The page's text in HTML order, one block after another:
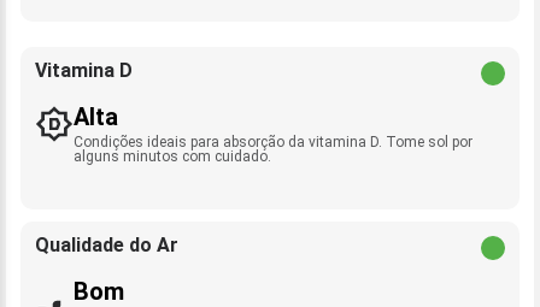
Vitamina D
Alta
Condições ideais para absorção da vitamina D. Tome sol por
alguns minutos com cuidado.
Qualidade do Ar
Bom